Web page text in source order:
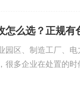
怎么选？正规有
园区、制造工厂、
很多企业在处置的